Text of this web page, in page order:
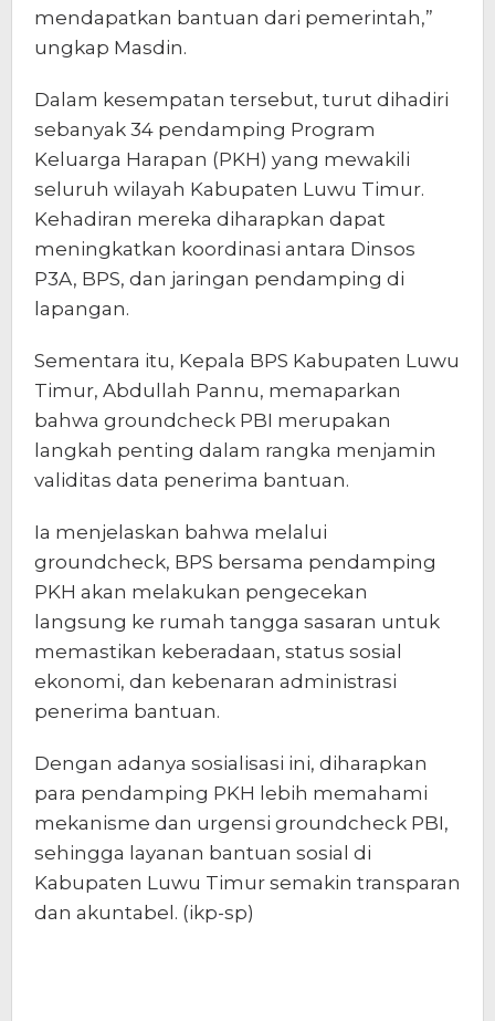
mendapatkan bantuan dari pemerintah,”
ungkap Masdin.
‎Dalam kesempatan tersebut, turut dihadiri
sebanyak 34 pendamping Program
Keluarga Harapan (PKH) yang mewakili
seluruh wilayah Kabupaten Luwu Timur.
Kehadiran mereka diharapkan dapat
meningkatkan koordinasi antara Dinsos
P3A, BPS, dan jaringan pendamping di
lapangan.
‎Sementara itu, Kepala BPS Kabupaten Luwu
Timur, Abdullah Pannu, memaparkan
bahwa groundcheck PBI merupakan
langkah penting dalam rangka menjamin
validitas data penerima bantuan.
‎Ia menjelaskan bahwa melalui
groundcheck, BPS bersama pendamping
PKH akan melakukan pengecekan
langsung ke rumah tangga sasaran untuk
memastikan keberadaan, status sosial
ekonomi, dan kebenaran administrasi
penerima bantuan.
‎Dengan adanya sosialisasi ini, diharapkan
para pendamping PKH lebih memahami
mekanisme dan urgensi groundcheck PBI,
sehingga layanan bantuan sosial di
Kabupaten Luwu Timur semakin transparan
dan akuntabel. (ikp-sp)